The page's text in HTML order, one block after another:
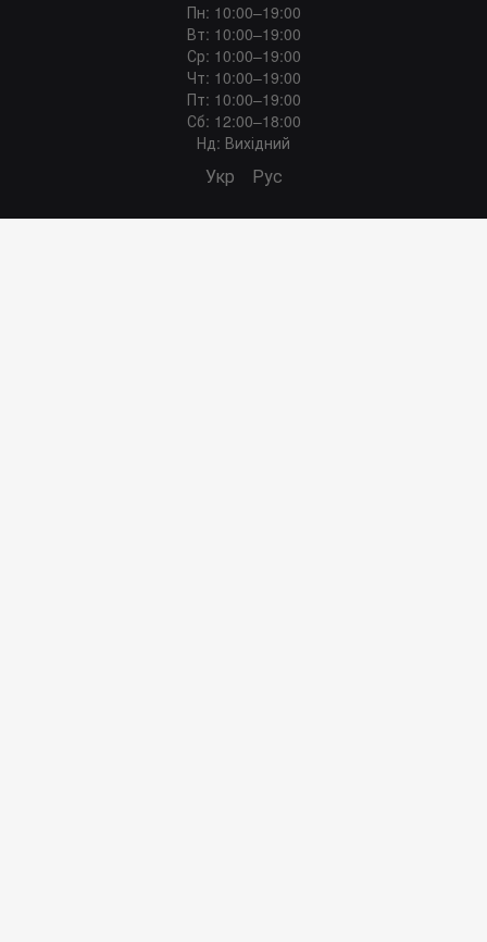
Пн: 10:00–19:00
Вт: 10:00–19:00
Ср: 10:00–19:00
Чт: 10:00–19:00
Пт: 10:00–19:00
Сб: 12:00–18:00
Нд: Вихідний
Укр Рус